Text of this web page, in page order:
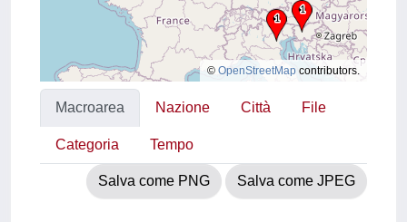
© OpenStreetMap contributors.
Macroarea Nazione Città File
Categoria Tempo
Salva come PNG Salva come JPEG